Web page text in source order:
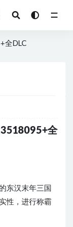
全
东汉末年三国
性，进行称霸